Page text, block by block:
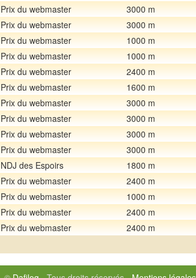
Prix du webmaster
3000 m
Prix du webmaster
3000 m
Prix du webmaster
1000 m
Prix du webmaster
1000 m
Prix du webmaster
2400 m
Prix du webmaster
1600 m
Prix du webmaster
3000 m
Prix du webmaster
3000 m
Prix du webmaster
3000 m
Prix du webmaster
3000 m
NDJ des Espoirs
1800 m
Prix du webmaster
2400 m
Prix du webmaster
1000 m
Prix du webmaster
2400 m
Prix du webmaster
2400 m